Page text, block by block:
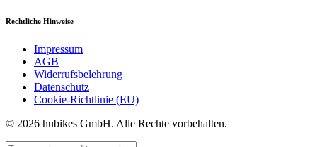
Rechtliche Hinweise
Impressum
AGB
Widerrufsbelehrung
Datenschutz
Cookie-Richtlinie (EU)
© 2026 hubikes GmbH. Alle Rechte vorbehalten.